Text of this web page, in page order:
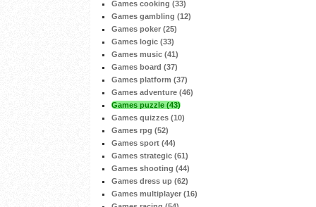
Games cooking (33)
Games gambling (12)
Games poker (25)
Games logic (33)
Games music (41)
Games board (37)
Games platform (37)
Games adventure (46)
Games puzzle (43)
Games quizzes (10)
Games rpg (52)
Games sport (44)
Games strategic (61)
Games shooting (44)
Games dress up (62)
Games multiplayer (16)